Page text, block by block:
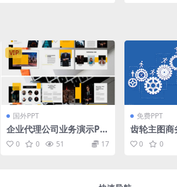
VIP
国外PPT
企业代理公司业务演示PP
T幻灯片模板
0 0 51 17
免费PPT
齿轮主图商
汇报通用
0 0